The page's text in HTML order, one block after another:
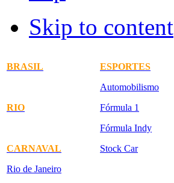
Skip to content
BRASIL
RIO
CARNAVAL
Rio de Janeiro
ESPORTES
Automobilismo
Fórmula 1
Fórmula Indy
Stock Car